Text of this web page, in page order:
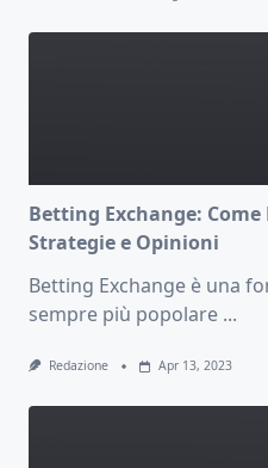
Betting Exchange:
Strategie e Opinioni
Betting Exchange è una
sempre più popolare ...
Redazione Apr 13, 2023